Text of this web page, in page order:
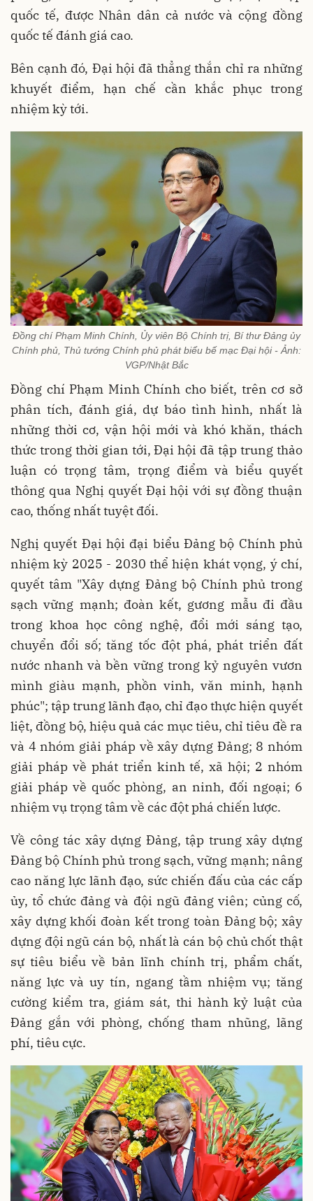
quốc tế, được Nhân dân cả nước và cộng đồng
quốc tế đánh giá cao.
Bên cạnh đó, Đại hội đã thẳng thắn chỉ ra những
khuyết điểm, hạn chế cần khắc phục trong
nhiệm kỳ tới.
Đồng chí Phạm Minh Chính, Ủy viên Bộ Chính trị, Bí thư Đảng ủy
Chính phủ, Thủ tướng Chính phủ phát biểu bế mạc Đại hội - Ảnh:
VGP/Nhật Bắc
Đồng chí Phạm Minh Chính cho biết, trên cơ sở
phân tích, đánh giá, dự báo tình hình, nhất là
những thời cơ, vận hội mới và khó khăn, thách
thức trong thời gian tới, Đại hội đã tập trung thảo
luận có trọng tâm, trọng điểm và biểu quyết
thông qua Nghị quyết Đại hội với sự đồng thuận
cao, thống nhất tuyệt đối.
Nghị quyết Đại hội đại biểu Đảng bộ Chính phủ
nhiệm kỳ 2025 - 2030 thể hiện khát vọng, ý chí,
quyết tâm "Xây dựng Đảng bộ Chính phủ trong
sạch vững mạnh; đoàn kết, gương mẫu đi đầu
trong khoa học công nghệ, đổi mới sáng tạo,
chuyển đổi số; tăng tốc đột phá, phát triển đất
nước nhanh và bền vững trong kỷ nguyên vươn
mình giàu mạnh, phồn vinh, văn minh, hạnh
phúc"; tập trung lãnh đạo, chỉ đạo thực hiện quyết
liệt, đồng bộ, hiệu quả các mục tiêu, chỉ tiêu đề ra
và 4 nhóm giải pháp về xây dựng Đảng; 8 nhóm
giải pháp về phát triển kinh tế, xã hội; 2 nhóm
giải pháp về quốc phòng, an ninh, đối ngoại; 6
nhiệm vụ trọng tâm về các đột phá chiến lược.
Về công tác xây dựng Đảng, tập trung xây dựng
Đảng bộ Chính phủ trong sạch, vững mạnh; nâng
cao năng lực lãnh đạo, sức chiến đấu của các cấp
ủy, tổ chức đảng và đội ngũ đảng viên; củng cố,
xây dựng khối đoàn kết trong toàn Đảng bộ; xây
dựng đội ngũ cán bộ, nhất là cán bộ chủ chốt thật
sự tiêu biểu về bản lĩnh chính trị, phẩm chất,
năng lực và uy tín, ngang tầm nhiệm vụ; tăng
cường kiểm tra, giám sát, thi hành kỷ luật của
Đảng gắn với phòng, chống tham nhũng, lãng
phí, tiêu cực.